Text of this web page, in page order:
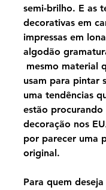
semi-brilho. E as
decorativas em
impressas em
algodão
mesmo material
usam para pintar
uma tendências
estão procurando
decoração nos
por parecer uma
original.
Para quem